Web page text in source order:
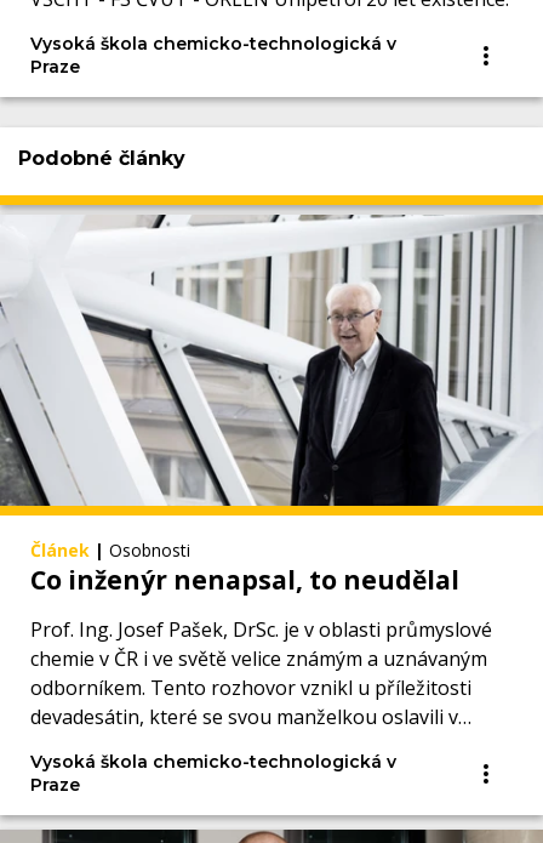
Vysoká škola chemicko-technologická v
Praze
Podobné články
Článek | Osobnosti
Co inženýr nenapsal, to neudělal
Prof. Ing. Josef Pašek, DrSc. je v oblasti průmyslové
chemie v ČR i ve světě velice známým a uznávaným
odborníkem. Tento rozhovor vznikl u příležitosti
devadesátin, které se svou manželkou oslavili v
Vysoká škola chemicko-technologická v
Praze